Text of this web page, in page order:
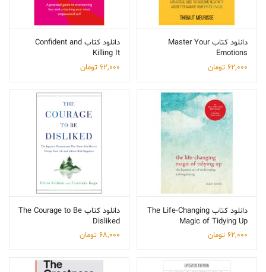
دانلود کتاب Master Your
Emotions
62,000 تومان
دانلود کتاب Confident and
Killing It
62,000 تومان
دانلود کتاب The Life-Changing
Magic of Tidying Up
62,000 تومان
دانلود کتاب The Courage to Be
Disliked
68,000 تومان